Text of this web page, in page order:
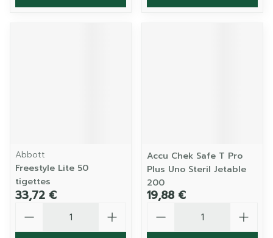
Abbott
Freestyle Lite 50
tigettes
33,72 €
Accu Chek Safe T Pro
Plus Uno Steril Jetable
200
19,88 €